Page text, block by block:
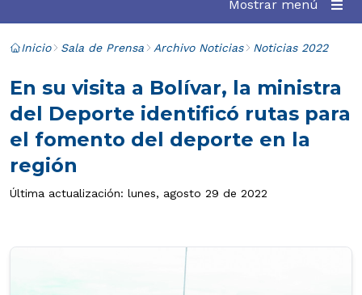
Mostrar menú
Inicio Sala de Prensa Archivo Noticias Noticias 2022
En su visita a Bolívar, la ministra
del Deporte identificó rutas para
el fomento del deporte en la
región
Última actualización: lunes, agosto 29 de 2022